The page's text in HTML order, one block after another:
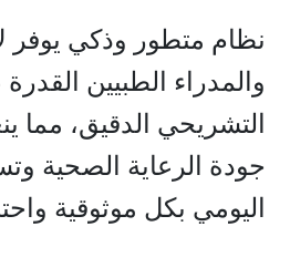
نظام متطور وذكي يوفر
والمدراء الطبيين
التشريحي الدقيق،
جودة الرعاية الصحية
اليومي بكل موثوقية